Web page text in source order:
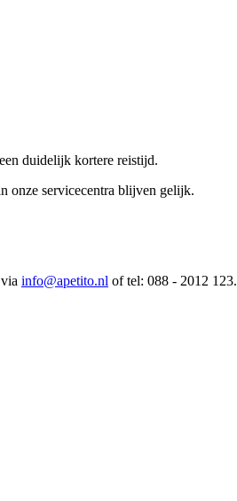
duidelijk kortere reistijd.
onze servicecentra blijven gelijk.
info@apetito.nl of tel: 088 - 2012 123.